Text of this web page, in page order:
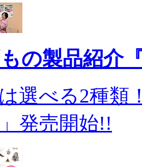
の製品紹介
選べる2種類
発売開始!!